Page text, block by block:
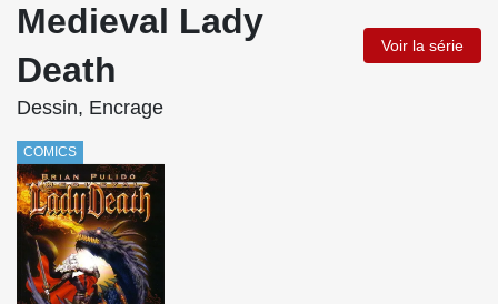
Medieval Lady
Death
Voir la série
Dessin, Encrage
COMICS